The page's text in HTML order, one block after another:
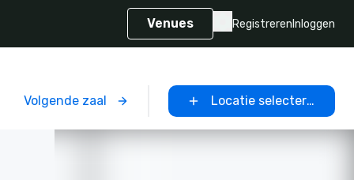
Venues Registreren Inloggen
Volgende zaal Locatie selecteren